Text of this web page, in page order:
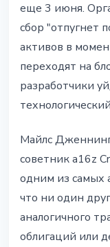
еще 3 июня.
сбор "отпугнет
активов в
переходят на
разработчики
Майлс
советник a16z
одним из самых
что ни один
аналогичного
облигаций или